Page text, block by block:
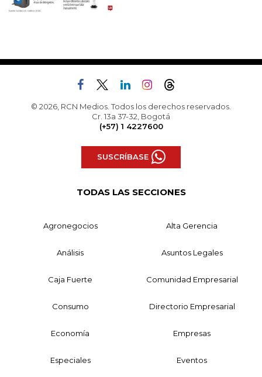
© 2026, RCN Medios. Todos los derechos reservados.
Cr. 13a 37-32, Bogotá
(+57) 1 4227600
SUSCRÍBASE
TODAS LAS SECCIONES
Agronegocios Alta Gerencia
Análisis Asuntos Legales
Caja Fuerte Comunidad Empresarial
Consumo Directorio Empresarial
Economía Empresas
Especiales Eventos